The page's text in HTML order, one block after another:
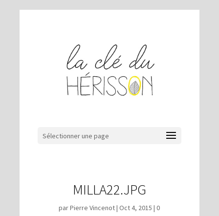
Sélectionner une page
MILLA22.JPG
parPierre Vincenot|Oct 4, 2015 |0